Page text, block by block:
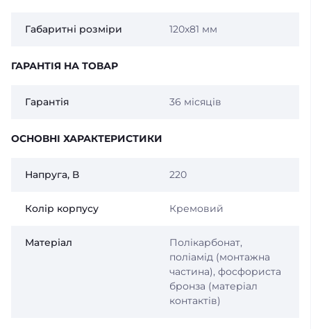
Габаритні розміри 120х81 мм
ГАРАНТІЯ НА ТОВАР
Гарантія 36 місяців
ОСНОВНІ ХАРАКТЕРИСТИКИ
Напруга, В 220
Колір корпусу Кремовий
Матеріал
Полікарбонат,
поліамід (монтажна
частина), фосфориста
бронза (матеріал
контактів)